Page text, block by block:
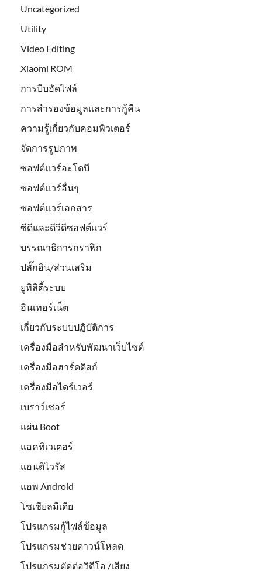
Uncategorized
Utility
Video Editing
Xiaomi ROM
การบีบอัดไฟล์
การสำรองข้อมูลและการกู้คืน
ความรู้เกี่ยวกับคอมพิวเตอร์
จัดการรูปภาพ
ซอฟต์แวร์อะโดบี
ซอฟต์แวร์อื่นๆ
ซอฟต์แวร์เอกสาร
ซีดีและดีวีดีซอฟต์แวร์
บรรณาธิการกราฟิก
ปลั๊กอิน/ส่วนเสริม
ยูทิลิตี้ระบบ
อินเทอร์เน็ต
เกี่ยวกับระบบปฏิบัติการ
เครื่องมือสำหรับพัฒนาเว็บไซต์
เครื่องมือฮาร์ดดิสก์
เครื่องมือไดร์เวอร์
เบราว์เซอร์
แผ่น Boot
แอคทิเวเตอร์
แอนติไวรัส
แอพ Android
โซเชียลมีเดีย
โปรแกรมกู้ไฟล์ข้อมูล
โปรแกรมช่วยดาวน์โหลด
โปรแกรมตัดต่อวิดีโอ /เสียง